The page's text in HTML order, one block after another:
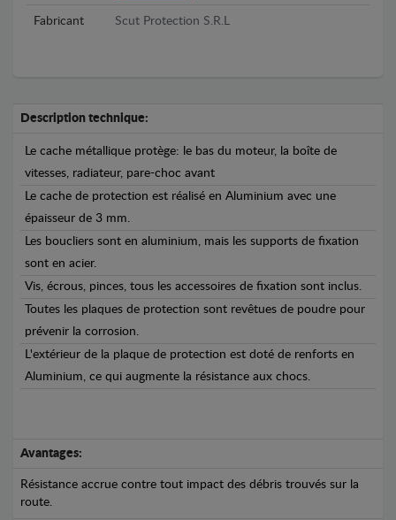
Fabricant Scut Protection S.R.L
Description technique:
Le cache métallique protège: le bas du moteur, la boîte de
vitesses, radiateur, pare-choc avant
Le cache de protection est réalisé en Aluminium avec une
épaisseur de 3 mm.
Les boucliers sont en aluminium, mais les supports de fixation
sont en acier.
Vis, écrous, pinces, tous les accessoires de fixation sont inclus.
Toutes les plaques de protection sont revêtues de poudre pour
prévenir la corrosion.
L'extérieur de la plaque de protection est doté de renforts en
Aluminium, ce qui augmente la résistance aux chocs.
Avantages:
Résistance accrue contre tout impact des débris trouvés sur la
route.